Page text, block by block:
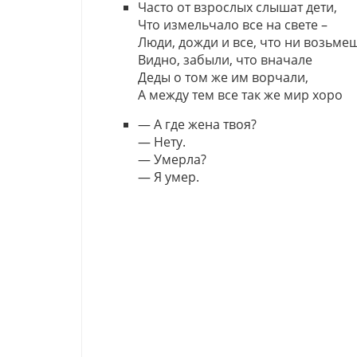
Часто от взрослых слышат дети,
Что измельчало все на свете –
Люди, дожди и все, что ни
Видно, забыли, что вначале
Деды о том же им ворчали,
А между тем все так же мир хоро
— А где жена твоя?
— Нету.
— Умерла?
— Я умер.